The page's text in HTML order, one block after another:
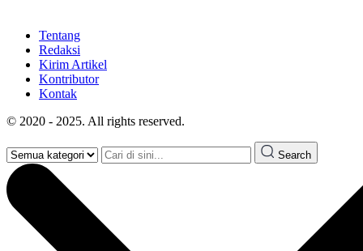
Tentang
Redaksi
Kirim Artikel
Kontributor
Kontak
© 2020 - 2025. All rights reserved.
Search